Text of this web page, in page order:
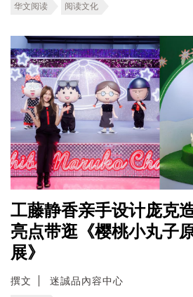
华文阅读 阅读文化
工藤静香亲手设计庞克
亮点带逛《樱桃小丸子
展》
撰文 迷誠品內容中心